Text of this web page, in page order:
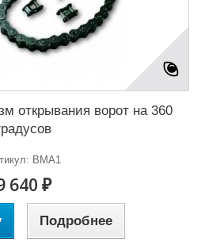
открывания ворот на 360
BMA1
640 ₽
Подробнее